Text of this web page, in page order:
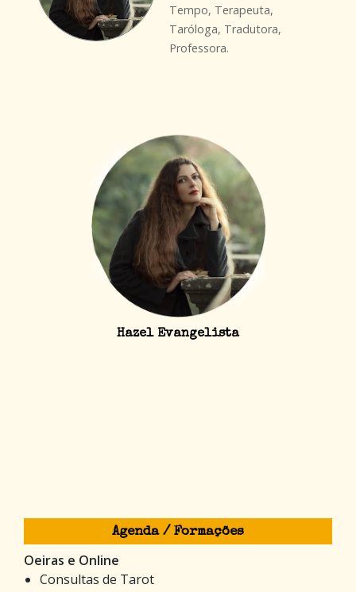
Tempo, Terapeuta,
Taróloga, Tradutora,
Professora.
Hazel Evangelista
Agenda / Formações
Oeiras e Online
Consultas de Tarot